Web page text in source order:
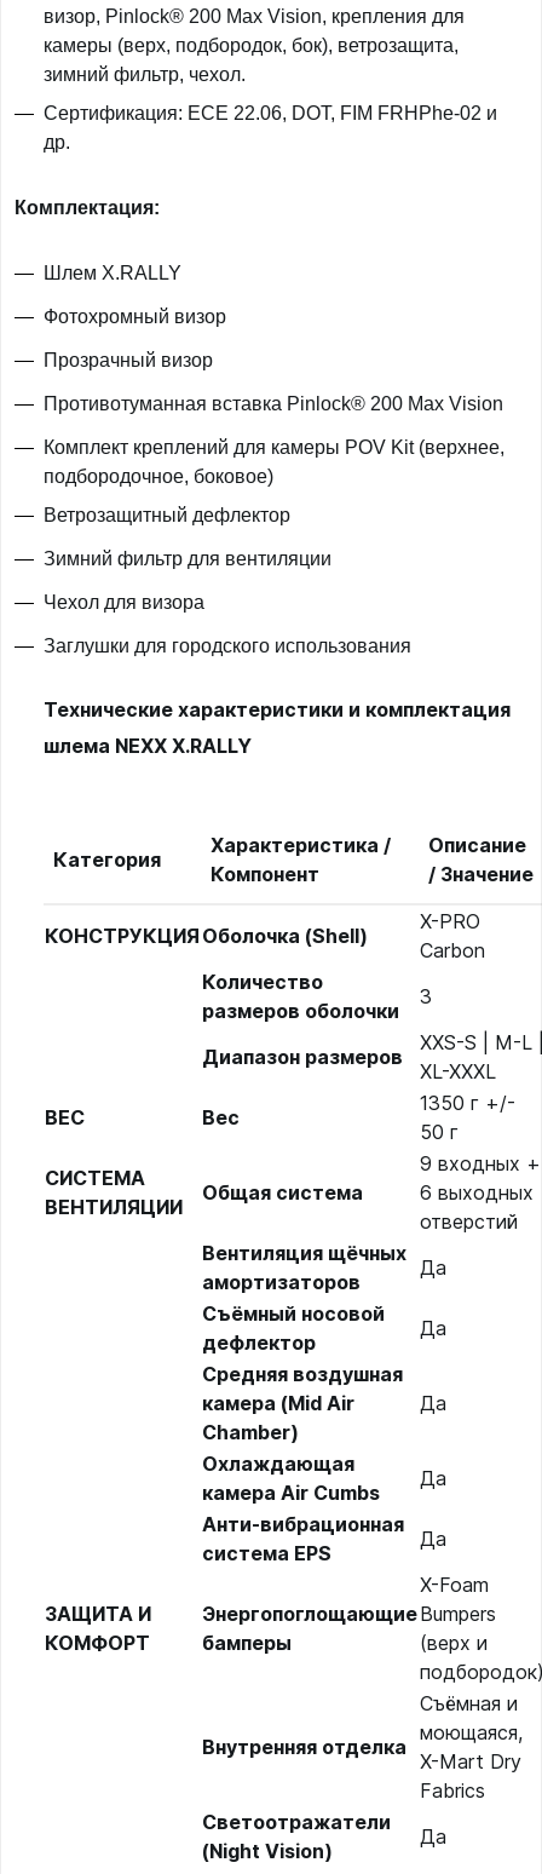
визор, Pinlock® 200 Max Vision, крепления для
камеры (верх, подбородок, бок), ветрозащита,
зимний фильтр, чехол.
Сертификация: ECE 22.06, DOT, FIM FRHPhe-02 и
др.
Комплектация:
Шлем X.RALLY
Фотохромный визор
Прозрачный визор
Противотуманная вставка Pinlock® 200 Max Vision
Комплект креплений для камеры POV Kit (верхнее,
подбородочное, боковое)
Ветрозащитный дефлектор
Зимний фильтр для вентиляции
Чехол для визора
Заглушки для городского использования
Технические характеристики и комплектация
шлема NEXX X.RALLY
Категория
Характеристика /
Компонент
Описание
/ Значение
КОНСТРУКЦИЯ Оболочка (Shell)
X-PRO
Carbon
Количество
размеров оболочки
3
Диапазон размеров
XXS-S | M-L
XL-XXXL
ВЕС
Вес
1350 г +/-
50 г
СИСТЕМА
ВЕНТИЛЯЦИИ
Общая система
9 входных +
6 выходных
отверстий
Вентиляция щёчных
амортизаторов
Да
Съёмный носовой
дефлектор
Да
Средняя воздушная
камера (Mid Air
Chamber)
Да
Охлаждающая
камера Air Cumbs
Да
Анти-вибрационная
система EPS
Да
ЗАЩИТА И
КОМФОРТ
Энергопоглощающие
бамперы
X-Foam
Bumpers
(верх и
Внутренняя отделка
Съёмная и
моющаяся,
X-Mart Dry
Fabrics
Светоотражатели
(Night Vision)
Да